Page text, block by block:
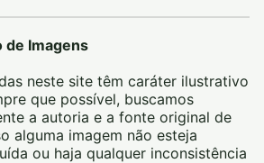
de Imagens
neste site têm caráter ilustrativo
que possível, buscamos
a autoria e a fonte original de
alguma imagem não esteja
ou haja qualquer inconsistência